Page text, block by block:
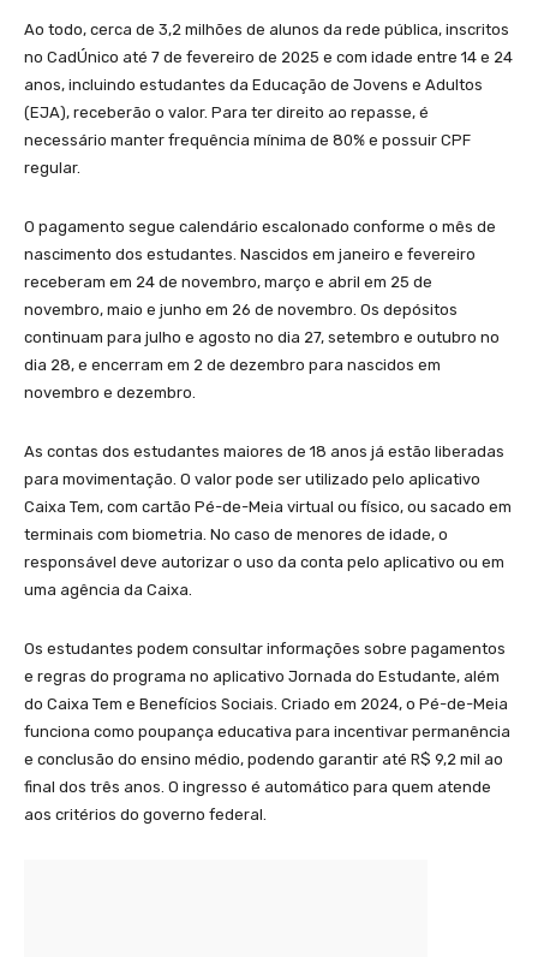
Ao todo, cerca de 3,2 milhões de alunos da rede pública, inscritos
no CadÚnico até 7 de fevereiro de 2025 e com idade entre 14 e 24
anos, incluindo estudantes da Educação de Jovens e Adultos
(EJA), receberão o valor. Para ter direito ao repasse, é
necessário manter frequência mínima de 80% e possuir CPF
regular.
O pagamento segue calendário escalonado conforme o mês de
nascimento dos estudantes. Nascidos em janeiro e fevereiro
receberam em 24 de novembro, março e abril em 25 de
novembro, maio e junho em 26 de novembro. Os depósitos
continuam para julho e agosto no dia 27, setembro e outubro no
dia 28, e encerram em 2 de dezembro para nascidos em
novembro e dezembro.
As contas dos estudantes maiores de 18 anos já estão liberadas
para movimentação. O valor pode ser utilizado pelo aplicativo
Caixa Tem, com cartão Pé-de-Meia virtual ou físico, ou sacado em
terminais com biometria. No caso de menores de idade, o
responsável deve autorizar o uso da conta pelo aplicativo ou em
uma agência da Caixa.
Os estudantes podem consultar informações sobre pagamentos
e regras do programa no aplicativo Jornada do Estudante, além
do Caixa Tem e Benefícios Sociais. Criado em 2024, o Pé-de-Meia
funciona como poupança educativa para incentivar permanência
e conclusão do ensino médio, podendo garantir até R$ 9,2 mil ao
final dos três anos. O ingresso é automático para quem atende
aos critérios do governo federal.